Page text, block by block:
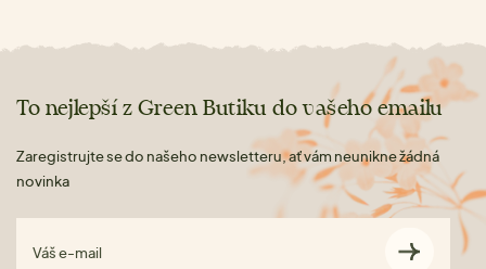
To nejlepší z Green Butiku do vašeho emailu
Zaregistrujte se do našeho newsletteru, ať vám neunikne žádná
novinka
Váš e-mail